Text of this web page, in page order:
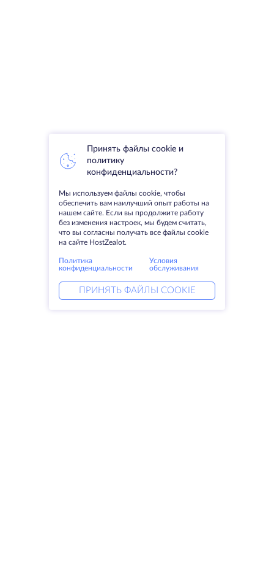
Принять файлы cookie и
политику
конфиденциальности?
Мы используем файлы cookie, чтобы
обеспечить вам наилучший опыт работы на
нашем сайте. Если вы продолжите работу
без изменения настроек, мы будем считать,
что вы согласны получать все файлы cookie
на сайте HostZealot.
Политика
конфиденциальности
Условия
обслуживания
ПРИНЯТЬ ФАЙЛЫ COOKIE